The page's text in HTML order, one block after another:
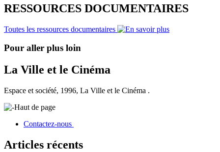
RESSOURCES DOCUMENTAIRES
Toutes les ressources documentaires
Pour aller plus loin
La Ville et le Cinéma
Espace et société, 1996, La Ville et le Cinéma .
Haut de page
Contactez-nous
Articles récents